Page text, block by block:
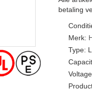
betaling
Merk:
Type: